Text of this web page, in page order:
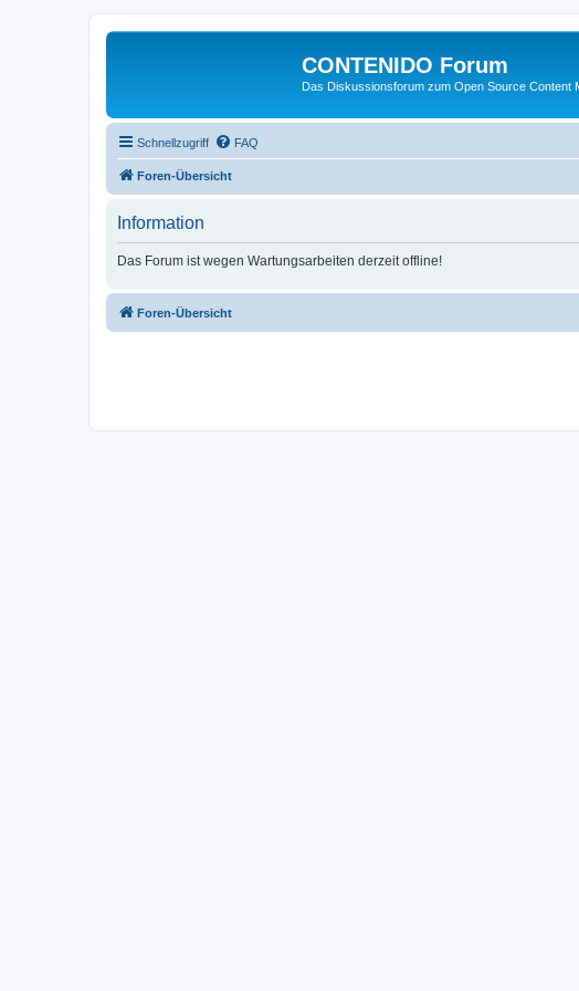
CONTENIDO Forum
Das Diskussionsforum zum Open Source Content
Schnellzugriff FAQ
Foren-Übersicht
Information
Das Forum ist wegen Wartungsarbeiten derzeit offline!
Foren-Übersicht